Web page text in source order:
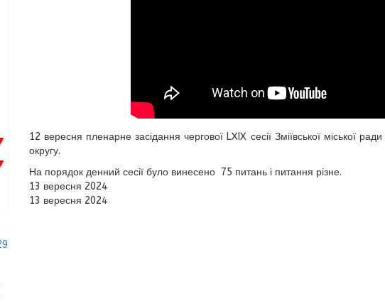
12 вересня пленарне засідання чергової LXIX сесії Зміївської міської
округу.
На порядок денний сесії було винесено 75 питань і питання різне.
13 вересня 2024
13 вересня 2024